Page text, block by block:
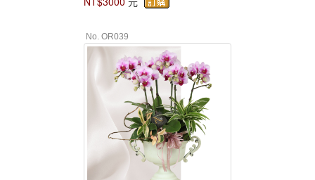
No. OR039